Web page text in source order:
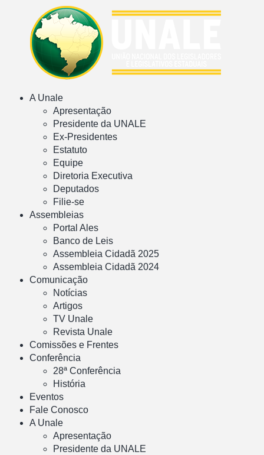
A Unale
Apresentação
Presidente da UNALE
Ex-Presidentes
Estatuto
Equipe
Diretoria Executiva
Deputados
Filie-se
Assembleias
Portal Ales
Banco de Leis
Assembleia Cidadã 2025
Assembleia Cidadã 2024
Comunicação
Notícias
Artigos
TV Unale
Revista Unale
Comissões e Frentes
Conferência
28ª Conferência
História
Eventos
Fale Conosco
A Unale
Apresentação
Presidente da UNALE